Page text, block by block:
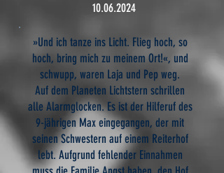
10.06.2024
»Und ich tanze ins Licht. Flieg hoch, so
hoch, bring mich zu meinem Ort!«, und
schwupp, waren Laja und Pep weg.
Auf dem Planeten Lichtstern schrillen
alle Alarmglocken. Es ist der Hilferuf des
9-jährigen Max eingegangen, der mit
seinen Schwestern auf einem Reiterhof
lebt. Aufgrund fehlender Einnahmen